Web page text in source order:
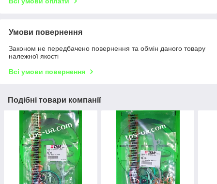
Умови повернення
Законом не передбачено повернення та обмін даного товару
належної якості
Всі умови повернення
Подібні товари компанії